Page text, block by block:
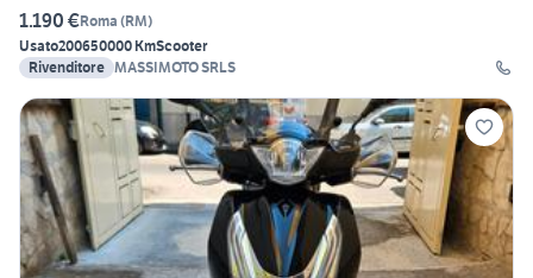
1.190 €Roma (RM)
Usato200650000 KmScooter
Rivenditore MASSIMOTO SRLS